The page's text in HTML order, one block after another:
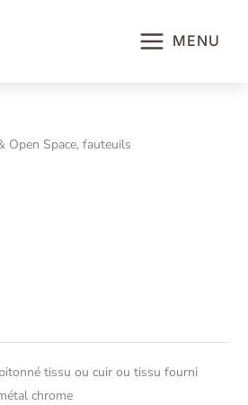
MENU
Open Space, fauteuils
tissu ou cuir ou tissu fourni
chrome